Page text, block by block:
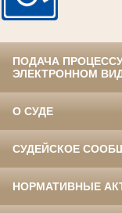
ПОДАЧА
ЭЛЕКТРОННОМ
О СУДЕ
СУДЕЙСКОЕ
НОРМАТИВНЫЕ